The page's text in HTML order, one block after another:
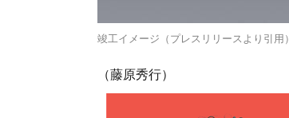
竣工イメージ（プレスリリースより引用）
（藤原秀行）